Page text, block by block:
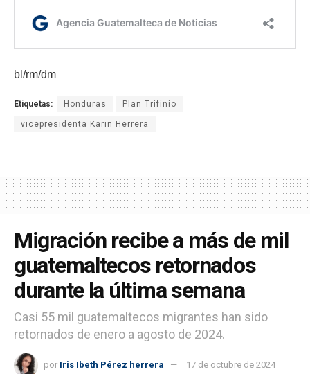
bl/rm/dm
Etiquetas: Honduras Plan Trifinio
vicepresidenta Karin Herrera
Migración recibe a más de mil
guatemaltecos retornados
durante la última semana
Casi 55 mil guatemaltecos migrantes han sido
retornados de enero a agosto de 2024.
por Iris Ibeth Pérez herrera 17 de octubre de 2024